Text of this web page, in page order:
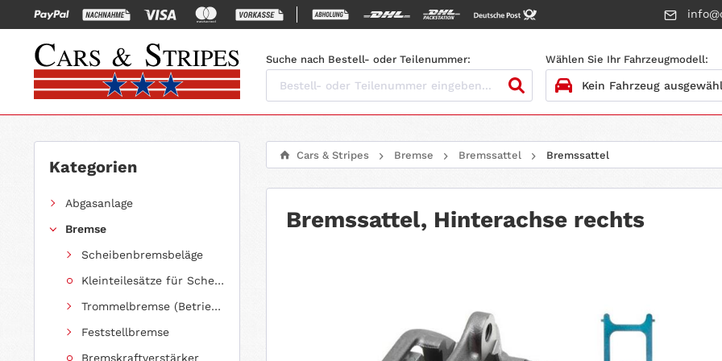
Suche nach Bestell- oder Teilenummer: Wählen Sie Ihr Fahrzeugmodell:
2. MODELL
BAUJAHR
Kategorien
Abgasanlage
Bremse
Scheibenbremsbeläge
Kleinteilesätze für Scheibenbremsbeläge
Trommelbremse (Betriebsbremse)
Feststellbremse
Bremskraftverstärker
Cars & Stripes Bremse Bremssattel Bremssattel
Bremssattel, Hinterachse rechts